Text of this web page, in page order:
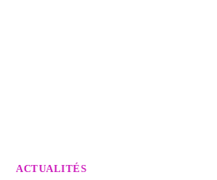
ACTUALITÉS